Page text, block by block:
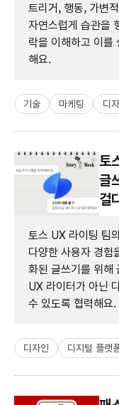
트리거, 행동, 가변
자연스럽게 습관을
락을 이해하고 이를
해요.
기술 마케팅 디
토
글
걸
토스 UX 라이팅 팀
다양한 사용자 경험
화된 글쓰기를 위해
UX 라이터가 아닌
수 있도록 협력해요.
디자인 디지털 플랫